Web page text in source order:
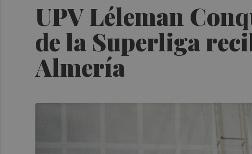
UPV Léleman
de la Superliga
Almería